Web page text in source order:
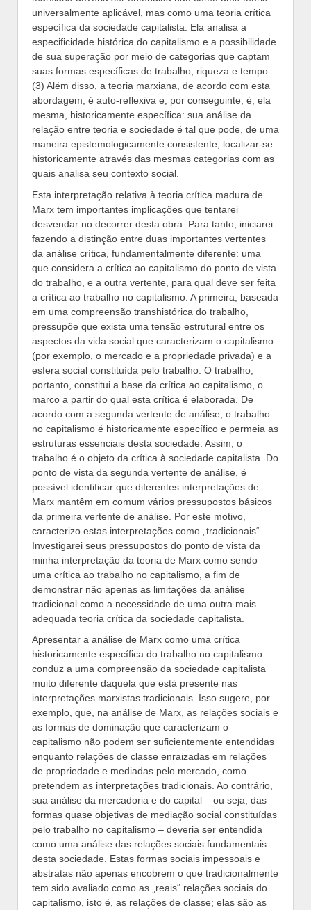
universalmente aplicável, mas como uma teoria crítica
específica da sociedade capitalista. Ela analisa a
especificidade histórica do capitalismo e a possibilidade
de sua superação por meio de categorias que captam
suas formas específicas de trabalho, riqueza e tempo.
(3) Além disso, a teoria marxiana, de acordo com esta
abordagem, é auto-reflexiva e, por conseguinte, é, ela
mesma, historicamente específica: sua análise da
relação entre teoria e sociedade é tal que pode, de uma
maneira epistemologicamente consistente, localizar-se
historicamente através das mesmas categorias com as
quais analisa seu contexto social.
Esta interpretação relativa à teoria crítica madura de
Marx tem importantes implicações que tentarei
desvendar no decorrer desta obra. Para tanto, iniciarei
fazendo a distinção entre duas importantes vertentes
da análise crítica, fundamentalmente diferente: uma
que considera a crítica ao capitalismo do ponto de vista
do trabalho, e a outra vertente, para qual deve ser feita
a crítica ao trabalho no capitalismo. A primeira, baseada
em uma compreensão transhistórica do trabalho,
pressupõe que exista uma tensão estrutural entre os
aspectos da vida social que caracterizam o capitalismo
(por exemplo, o mercado e a propriedade privada) e a
esfera social constituída pelo trabalho. O trabalho,
portanto, constitui a base da crítica ao capitalismo, o
marco a partir do qual esta crítica é elaborada. De
acordo com a segunda vertente de análise, o trabalho
no capitalismo é historicamente específico e permeia as
estruturas essenciais desta sociedade. Assim, o
trabalho é o objeto da crítica à sociedade capitalista. Do
ponto de vista da segunda vertente de análise, é
possível identificar que diferentes interpretações de
Marx mantêm em comum vários pressupostos básicos
da primeira vertente de análise. Por este motivo,
caracterizo estas interpretações como „tradicionais“.
Investigarei seus pressupostos do ponto de vista da
minha interpretação da teoria de Marx como sendo
uma crítica ao trabalho no capitalismo, a fim de
demonstrar não apenas as limitações da análise
tradicional como a necessidade de uma outra mais
adequada teoria crítica da sociedade capitalista.
Apresentar a análise de Marx como uma crítica
historicamente específica do trabalho no capitalismo
conduz a uma compreensão da sociedade capitalista
muito diferente daquela que está presente nas
interpretações marxistas tradicionais. Isso sugere, por
exemplo, que, na análise de Marx, as relações sociais e
as formas de dominação que caracterizam o
capitalismo não podem ser suficientemente entendidas
enquanto relações de classe enraizadas em relações
de propriedade e mediadas pelo mercado, como
pretendem as interpretações tradicionais. Ao contrário,
sua análise da mercadoria e do capital – ou seja, das
formas quase objetivas de mediação social constituídas
pelo trabalho no capitalismo – deveria ser entendida
como uma análise das relações sociais fundamentais
desta sociedade. Estas formas sociais impessoais e
abstratas não apenas encobrem o que tradicionalmente
tem sido avaliado como as „reais“ relações sociais do
capitalismo, isto é, as relações de classe; elas são as